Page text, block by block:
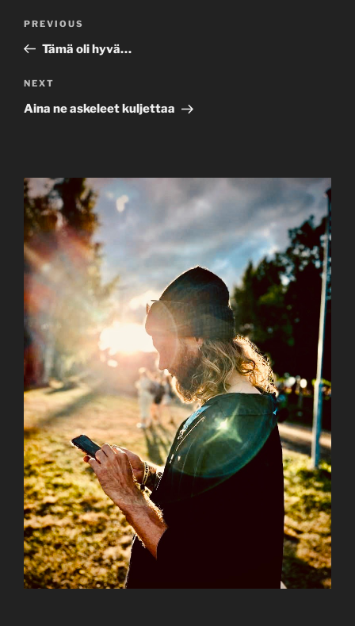
Previous
Post
PREVIOUS
Tämä oli hyvä…
Next
Post
NEXT
Aina ne askeleet kuljettaa